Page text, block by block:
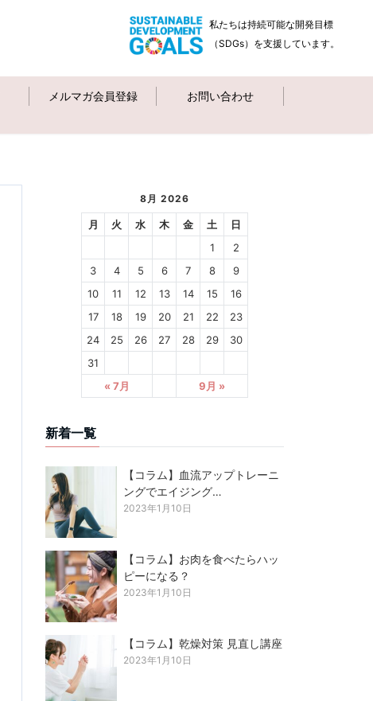
メルマガ会員登録 お問い合わせ
8月 2026
月 火 水 木 金 土
日
1
2
3
4 5 6 7 8
9
10
11 12 13 14 15
16
17
18 19 20 21 22
23
24
25 26 27 28 29
30
31
« 7月
9月 »
新着一覧
【コラム】血流アップトレーニ
ングでエイジング…
2023年1月10日
【コラム】お肉を食べたらハッ
ピーになる？
2023年1月10日
【コラム】乾燥対策 見直し講座
2023年1月10日
私たちは持続可能な開発目標
（SDGs）を支援しています。